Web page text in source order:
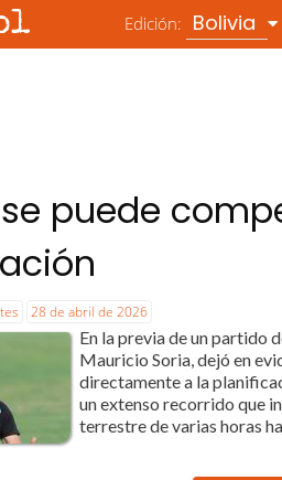
Edición: Bolivia
puede
28 de abril de 2026
En la previa de un partido
Mauricio Soria, dejó en
directamente a la
un extenso recorrido que
terrestre de varias horas